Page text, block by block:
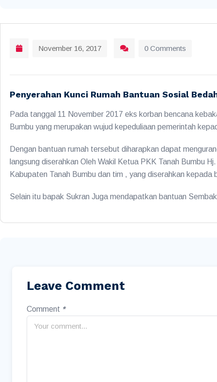
November 16, 2017 0 Comments
Penyerahan Kunci Rumah Bantuan Sosial
Pada tanggal 11 November 2017 eks korban bencana
Bumbu yang merupakan wujud kepeduliaan pemerintah
Dengan bantuan rumah tersebut diharapkan dapat
langsung diserahkan Oleh Wakil Ketua PKK Tanah Bumbu
Kabupaten Tanah Bumbu dan tim , yang diserahkan
Selain itu bapak Sukran Juga mendapatkan bantuan
Leave Comment
Comment *